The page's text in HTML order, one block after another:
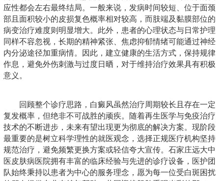
应性都会左右最终结局。一般来说，发病时间较短、位于面颈
部且面积较小的皮损复色概率相对较高，而肢端及黏膜部位的
病变治疗难度则明显增大。此外，患者的心理状态与日常护理
同样不容忽视，长期的精神紧张、焦虑抑郁情绪可能通过神经
内分泌途径加重病情。因此，建立健康的生活方式，保持规律
作息，避免外伤刺激与过度日晒，对于维持治疗效果具有积极
意义。
回顾整个诊疗思路，白癜风虽然治疗周期较长且存在一定
复发概率，但绝非不可战胜的顽疾。随着再生医学与免疫治疗
技术的不断进步，未来有望出现更为彻底的解决方案。现阶段
最重要的是树立科学理性的就医观念，选择正规医疗机构坚持
规范治疗，避免频繁更换方案或轻信夸大宣传。石家庄远大中
医皮肤病医院拥有丰富的临床经验与先进的诊疗设备，医护团
队始终秉持以患者为中心的服务理念，愿为每一位受白斑困扰